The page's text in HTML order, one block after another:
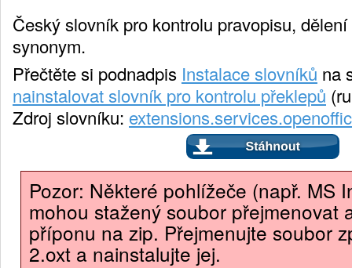
Český slovník pro kontrolu pravopisu,
synonym.
Přečtěte si podnadpis Instalace slovníků na
nainstalovat slovník pro kontrolu překlepů
Zdroj slovníku:
Pozor: Některé pohlížeče (např. MS
mohou stažený soubor přejmenovat
příponu na zip. Přejmenujte soubor
2.oxt a nainstalujte jej.